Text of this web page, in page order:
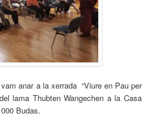
anar a la xerrada “Viure en Pau per
lama Thubten Wangechen a la Casa
Budas.